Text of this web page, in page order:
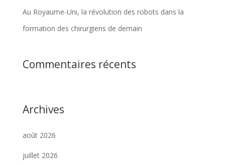
Au Royaume-Uni, la révolution des robots dans la
formation des chirurgiens de demain
Commentaires récents
Archives
août 2026
juillet 2026